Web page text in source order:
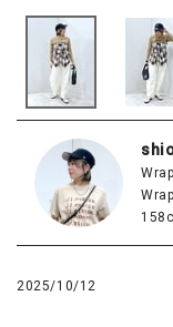
2025/10/12